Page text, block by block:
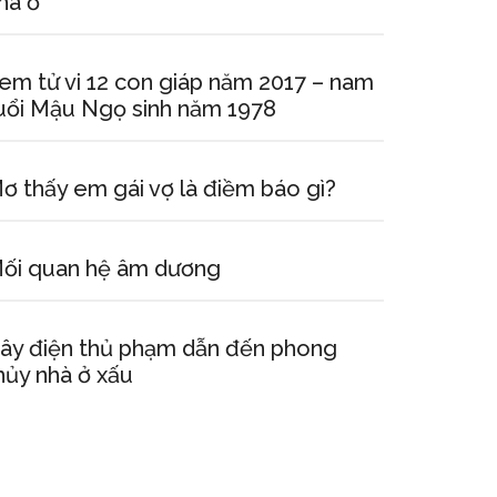
tử vi 12 con giáp năm 2017 – nam
Mậu Ngọ sinh năm 1978
thấy em gái vợ là điềm báo gì?
quan hệ âm dương
điện thủ phạm dẫn đến phong
nhà ở xấu